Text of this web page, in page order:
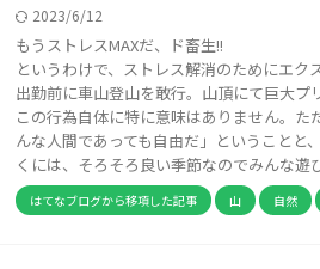
2023/6/12
もうストレスMAXだ、ド畜生!!
というわけで、ストレス解消のためにエ
出勤前に車山登山を敢行。山頂にて巨大プ
この行為自体に特に意味はありません。
んな人間であっても自由だ」ということと
くには、そろそろ良い季節なのでみんな遊
はてなブログから移項した記事 山 自然